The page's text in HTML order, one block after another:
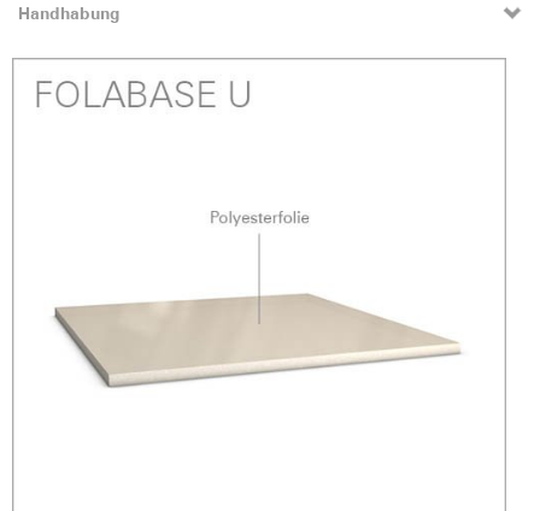
Handhabung